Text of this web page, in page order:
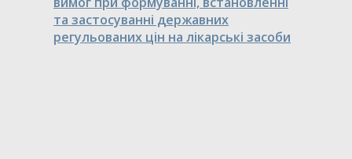
та застосуванні державних
регульованих цін на лікарські засоби